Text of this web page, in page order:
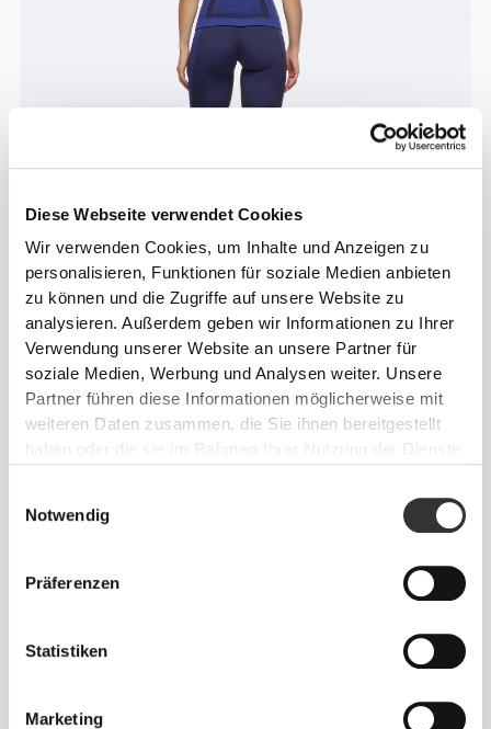
Diese Webseite verwendet Cookies
Wir verwenden Cookies, um Inhalte und Anzeigen zu
personalisieren, Funktionen für soziale Medien anbieten
zu können und die Zugriffe auf unsere Website zu
analysieren. Außerdem geben wir Informationen zu Ihrer
Verwendung unserer Website an unsere Partner für
soziale Medien, Werbung und Analysen weiter. Unsere
Partner führen diese Informationen möglicherweise mit
weiteren Daten zusammen, die Sie ihnen bereitgestellt
haben oder die sie im Rahmen Ihrer Nutzung der Dienste
Notwendig
Präferenzen
Statistiken
Marketing